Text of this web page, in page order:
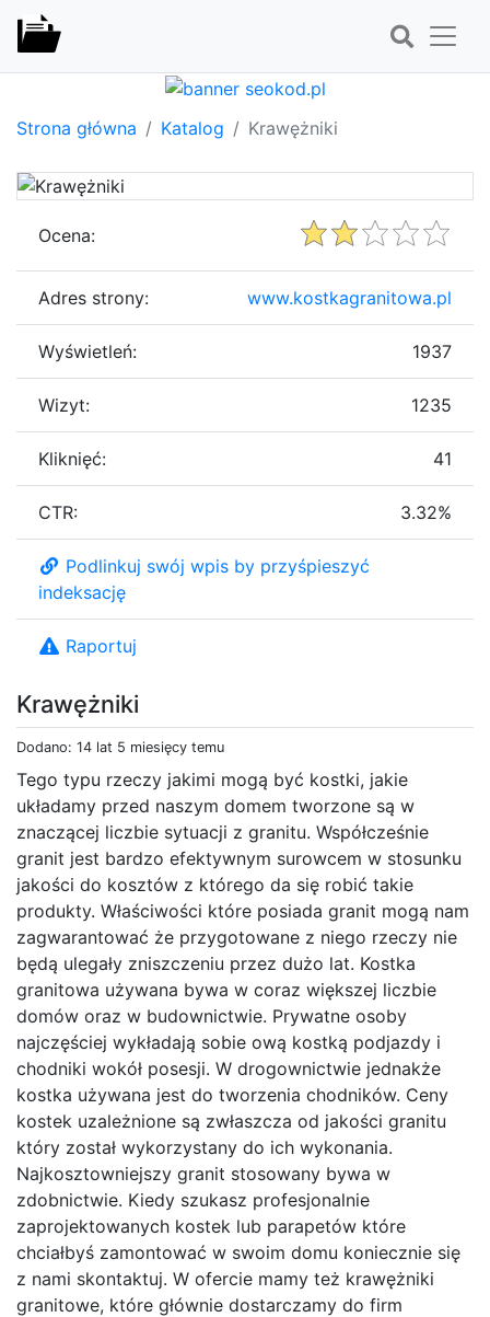
Strona główna Katalog Krawężniki
Krawężniki
Dodano: 14 lat 5 miesięcy temu
Tego typu rzeczy jakimi mogą być kostki, jakie
układamy przed naszym domem tworzone są w
znaczącej liczbie sytuacji z granitu. Współcześnie
granit jest bardzo efektywnym surowcem w stosunku
jakości do kosztów z którego da się robić takie
produkty. Właściwości które posiada granit mogą nam
zagwarantować że przygotowane z niego rzeczy nie
będą ulegały zniszczeniu przez dużo lat. Kostka
granitowa używana bywa w coraz większej liczbie
domów oraz w budownictwie. Prywatne osoby
najczęściej wykładają sobie ową kostką podjazdy i
chodniki wokół posesji. W drogownictwie jednakże
kostka używana jest do tworzenia chodników. Ceny
kostek uzależnione są zwłaszcza od jakości granitu
który został wykorzystany do ich wykonania.
Najkosztowniejszy granit stosowany bywa w
zdobnictwie. Kiedy szukasz profesjonalnie
zaprojektowanych kostek lub parapetów które
chciałbyś zamontować w swoim domu koniecznie się
z nami skontaktuj. W ofercie mamy też krawężniki
granitowe, które głównie dostarczamy do firm
Ocena:
Adres strony: www.kostkagranitowa.pl
Wyświetleń: 1937
Wizyt: 1235
Kliknięć: 41
CTR: 3.32%
Podlinkuj swój wpis by przyśpieszyć
indeksację
Raportuj